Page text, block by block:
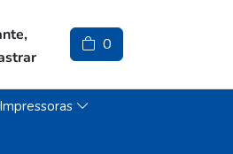
0
Impressoras